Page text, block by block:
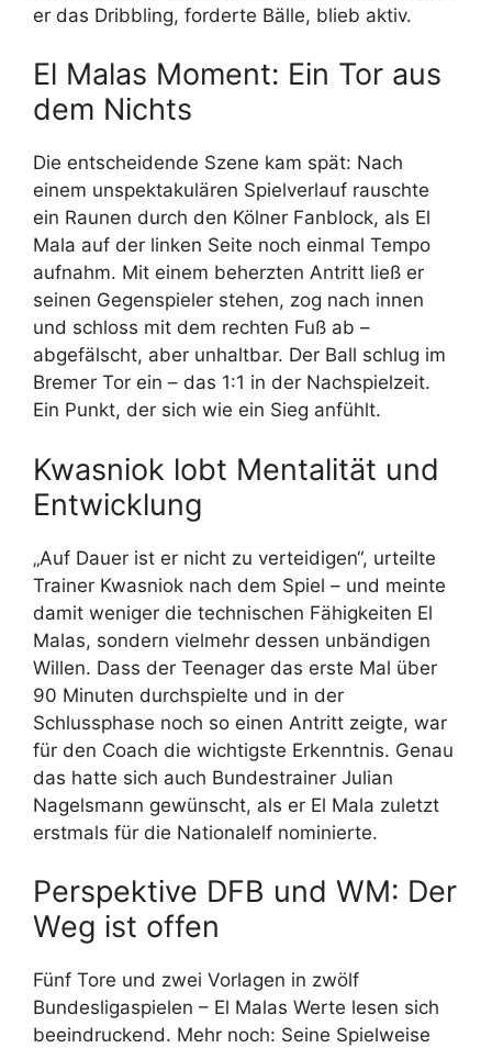
er das Dribbling, forderte Bälle, blieb aktiv.
El Malas Moment: Ein Tor aus
dem Nichts
Die entscheidende Szene kam spät: Nach
einem unspektakulären Spielverlauf rauschte
ein Raunen durch den Kölner Fanblock, als El
Mala auf der linken Seite noch einmal Tempo
aufnahm. Mit einem beherzten Antritt ließ er
seinen Gegenspieler stehen, zog nach innen
und schloss mit dem rechten Fuß ab –
abgefälscht, aber unhaltbar. Der Ball schlug im
Bremer Tor ein – das 1:1 in der Nachspielzeit.
Ein Punkt, der sich wie ein Sieg anfühlt.
Kwasniok lobt Mentalität und
Entwicklung
„Auf Dauer ist er nicht zu verteidigen“, urteilte
Trainer Kwasniok nach dem Spiel – und meinte
damit weniger die technischen Fähigkeiten El
Malas, sondern vielmehr dessen unbändigen
Willen. Dass der Teenager das erste Mal über
90 Minuten durchspielte und in der
Schlussphase noch so einen Antritt zeigte, war
für den Coach die wichtigste Erkenntnis. Genau
das hatte sich auch Bundestrainer Julian
Nagelsmann gewünscht, als er El Mala zuletzt
erstmals für die Nationalelf nominierte.
Perspektive DFB und WM: Der
Weg ist offen
Fünf Tore und zwei Vorlagen in zwölf
Bundesligaspielen – El Malas Werte lesen sich
beeindruckend. Mehr noch: Seine Spielweise